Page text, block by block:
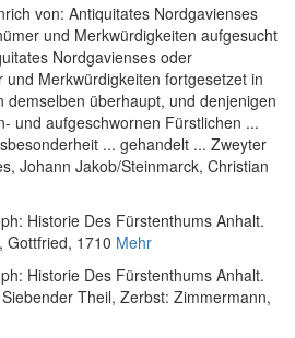
von: Antiquitates Nordgavienses
und Merkwürdigkeiten aufgesucht
Nordgavienses oder
und Merkwürdigkeiten fortgesetzet in
demselben überhaupt, und denjenigen
und aufgeschwornen Fürstlichen ...
... gehandelt ... Zweyter
Johann Jakob/Steinmarck, Christian
: Historie Des Fürstenthums Anhalt.
Gottfried, 1710 Mehr
: Historie Des Fürstenthums Anhalt.
Theil, Zerbst: Zimmermann,